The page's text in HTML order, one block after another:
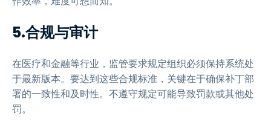
5.合规与审计
在医疗和金融等行业，监管要求规定组织必须保持系统处
于最新版本。要达到这些合规标准，关键在于确保补丁部
署的一致性和及时性。不遵守规定可能导致罚款或其他处
罚。